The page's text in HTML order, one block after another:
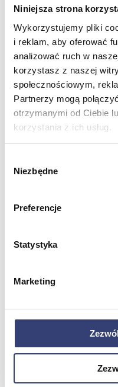
Niniejsza strona
Wykorzystujemy pliki
i reklam, aby oferować
analizować ruch w
korzystasz z naszej
społecznościowym,
Partnerzy mogą
otrzymanymi od Ciebie
korzystania z ich usług.
zgody
Niezbędne
Preferencje
Statystyka
Marketing
Zdrowie i uroda
Zobacz wszystko
Dofinansowania
Wróć
Dofinansowania
Zobacz wszystko
Wynajem
Wróć
Robot rehabilitacyjny
Dla stomatologów
Dofinansowania
Nasze marki
Skontaktuj
+48 33 812 29 64
rehabilitacyjny